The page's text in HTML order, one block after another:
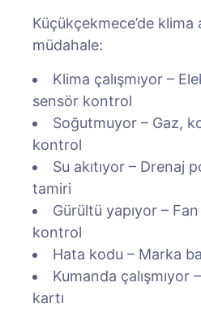
Küçükçekmece’de klima
müdahale:
Klima çalışmıyor –
sensör kontrol
Soğutmuyor – Gaz,
kontrol
Su akıtıyor – Drenaj
tamiri
Gürültü yapıyor –
kontrol
Hata kodu – Marka
Kumanda çalışmıyor
kartı